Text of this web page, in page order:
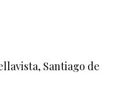
Santiago de